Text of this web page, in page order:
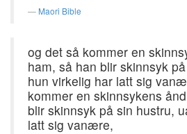
Maori Bible
og det så kommer en
ham, så han blir skinnsyk
hun virkelig har latt sig
kommer en skinnsykens
blir skinnsyk på sin hustru,
latt sig vanære,